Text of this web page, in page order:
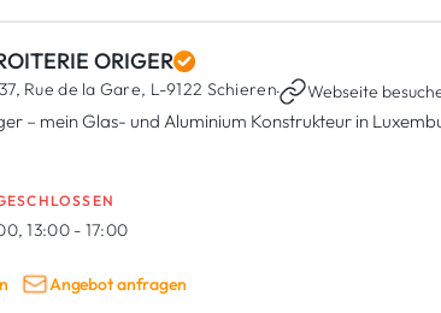
ORIGER
37, Rue de la Gare, L-9122 Schieren· Webseite
– mein Glas- und Aluminium Konstrukteur in
13:00 - 17:00
Angebot anfragen